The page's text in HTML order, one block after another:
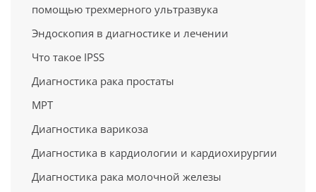
помощью трехмерного ультразвука
Эндоскопия в диагностике и лечении
Что такое IPSS
Диагностика рака простаты
МРТ
Диагностика варикоза
Диагностика в кардиологии и кардиохирургии
Диагностика рака молочной железы